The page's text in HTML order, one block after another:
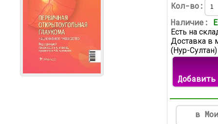
Кол-во:
Наличие:
Есть на
Доставка в
(Нур-
в